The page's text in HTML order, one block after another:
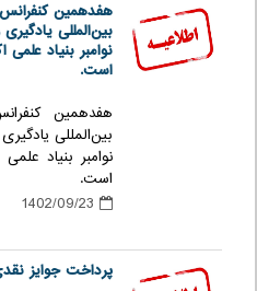
هفدهمین
بین‌المللی
است.
هفدهمین
بین‌المللی
است.
پرداخت جوایز